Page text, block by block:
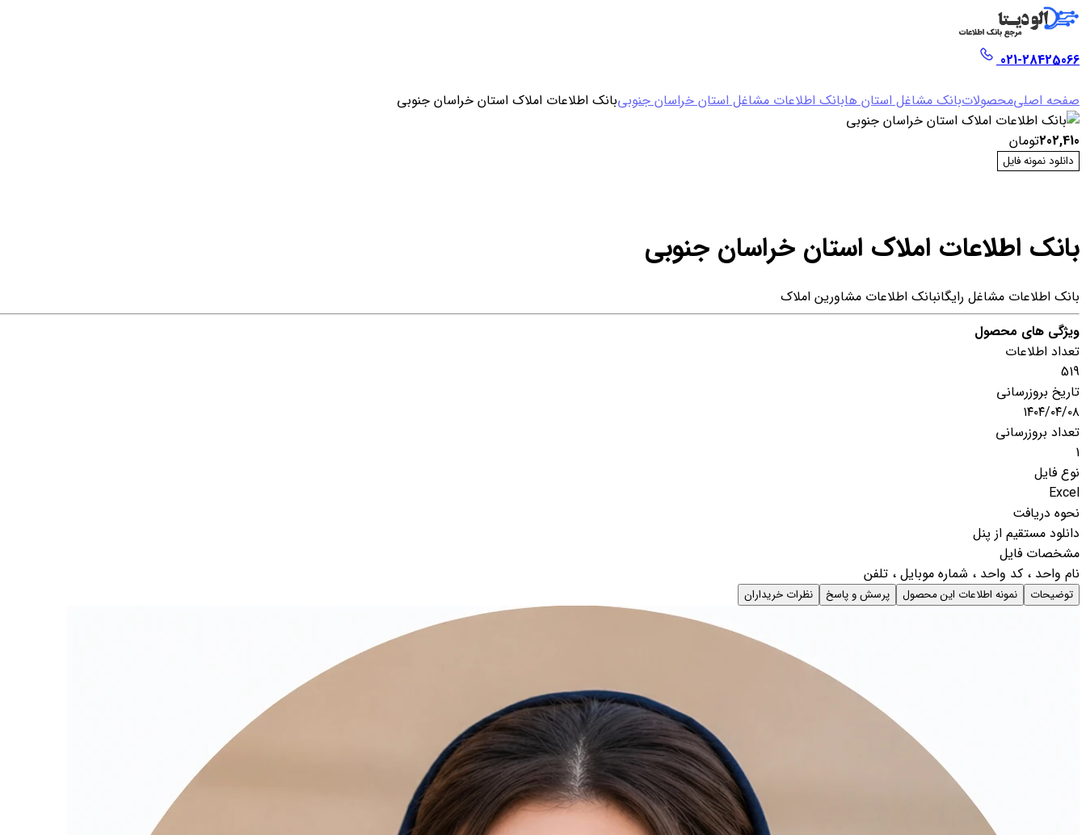
021-28425066
صفحه اصلیمحصولاتبانک مشاغل استان هابانک اطلاعات مشاغل استان خراسان جنوبیبانک اطلاعات املاک استان خراسان جنوبی
202,410تومان
دانلود نمونه فایل
بانک اطلاعات املاک استان خراسان جنوبی
بانک اطلاعات مشاغل رایگانبانک اطلاعات مشاورین املاک
ویژگی های محصول
تعداد اطلاعات
519
تاریخ بروزرسانی
۱۴۰۴/۰۴/۰۸
تعداد بروزرسانی
1
نوع فایل
Excel
نحوه دریافت
دانلود مستقیم از پنل
مشخصات فایل
نام واحد ، کد واحد ، شماره موبایل ، تلفن
توضیحات نمونه اطلاعات این محصول پرسش و پاسخ نظرات خریداران